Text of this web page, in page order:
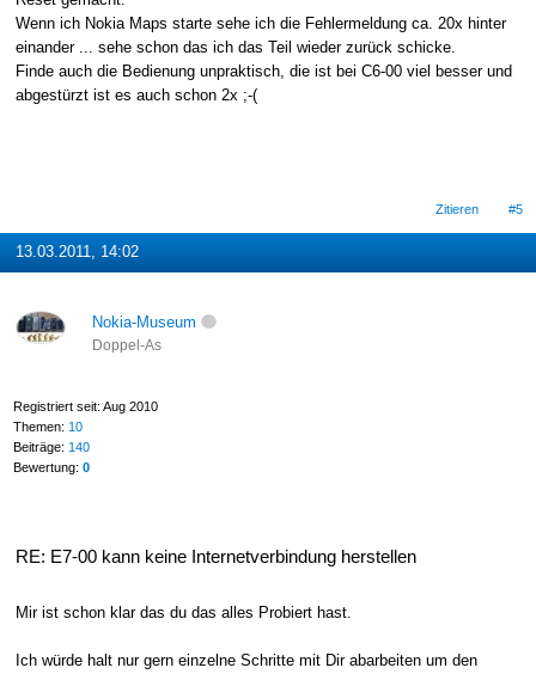
Wenn ich Nokia Maps starte sehe ich die Fehlermeldung ca. 20x hinter
einander ... sehe schon das ich das Teil wieder zurück schicke.
Finde auch die Bedienung unpraktisch, die ist bei C6-00 viel besser und
abgestürzt ist es auch schon 2x ;-(
Zitieren #5
13.03.2011, 14:02
Nokia-Museum
Doppel-As
Registriert seit: Aug 2010
Themen: 10
Beiträge: 140
Bewertung: 0
RE: E7-00 kann keine Internetverbindung herstellen
Mir ist schon klar das du das alles Probiert hast.
Ich würde halt nur gern einzelne Schritte mit Dir abarbeiten um den